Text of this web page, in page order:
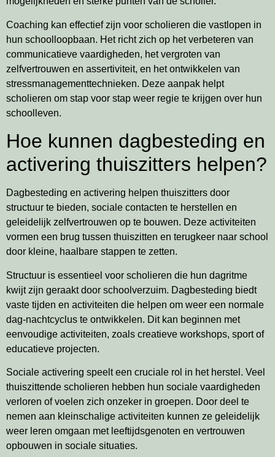
Coaching kan effectief zijn voor scholieren die vastlopen in
hun schoolloopbaan. Het richt zich op het verbeteren van
communicatieve vaardigheden, het vergroten van
zelfvertrouwen en assertiviteit, en het ontwikkelen van
stressmanagementtechnieken. Deze aanpak helpt
scholieren om stap voor stap weer regie te krijgen over hun
schoolleven.
Hoe kunnen dagbesteding en
activering thuiszitters helpen?
Dagbesteding en activering helpen thuiszitters door
structuur te bieden, sociale contacten te herstellen en
geleidelijk zelfvertrouwen op te bouwen. Deze activiteiten
vormen een brug tussen thuiszitten en terugkeer naar school
door kleine, haalbare stappen te zetten.
Structuur is essentieel voor scholieren die hun dagritme
kwijt zijn geraakt door schoolverzuim. Dagbesteding biedt
vaste tijden en activiteiten die helpen om weer een normale
dag-nachtcyclus te ontwikkelen. Dit kan beginnen met
eenvoudige activiteiten, zoals creatieve workshops, sport of
educatieve projecten.
Sociale activering speelt een cruciale rol in het herstel. Veel
thuiszittende scholieren hebben hun sociale vaardigheden
verloren of voelen zich onzeker in groepen. Door deel te
nemen aan kleinschalige activiteiten kunnen ze geleidelijk
weer leren omgaan met leeftijdsgenoten en vertrouwen
opbouwen in sociale situaties.